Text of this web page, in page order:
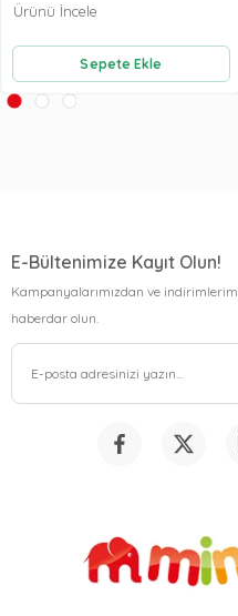
Sepete Ekle
Ürünü İncele
E-Bültenimize Kayıt Olun!
Kampanyalarımızdan ve
haberdar olun.